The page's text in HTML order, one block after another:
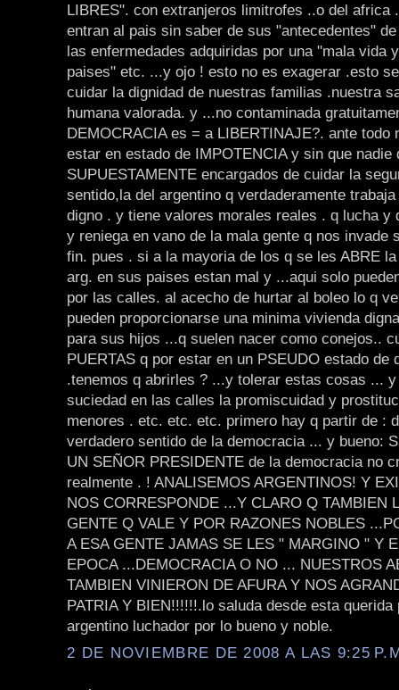
LIBRES". con extranjeros limitrofes ..o del africa
entran al pais sin saber de sus "antecedentes"
las enfermedades adquiridas por una "mala vida
paises" etc. ...y ojo ! esto no es exagerar .esto
cuidar la dignidad de nuestras familias .nuestra
humana valorada. y ...no contaminada
DEMOCRACIA es = a LIBERTINAJE?. ante todo
estar en estado de IMPOTENCIA y sin que nadie
SUPUESTAMENTE encargados de cuidar la
sentido,la del argentino q verdaderamente
digno . y tiene valores morales reales . q lucha y
y reniega en vano de la mala gente q nos invade
fin. pues . si a la mayoria de los q se les ABRE
arg. en sus paises estan mal y ...aqui solo
por las calles. al acecho de hurtar al boleo lo q
pueden proporcionarse una minima vivienda
para sus hijos ...q suelen nacer como conejos..
PUERTAS q por estar en un PSEUDO estado de
.tenemos q abrirles ? ...y tolerar estas cosas ...
suciedad en las calles la promiscuidad y
menores . etc. etc. etc. primero hay q partir de :
verdadero sentido de la democracia ... y bueno:
UN SEÑOR PRESIDENTE de la democracia no
realmente . ! ANALISEMOS ARGENTINOS! Y
NOS CORRESPONDE ...Y CLARO Q TAMBIEN
GENTE Q VALE Y POR RAZONES NOBLES
A ESA GENTE JAMAS SE LES " MARGINO " Y
EPOCA ...DEMOCRACIA O NO ... NUESTROS
TAMBIEN VINIERON DE AFURA Y NOS
PATRIA Y BIEN!!!!!!.lo saluda desde esta querida
argentino luchador por lo bueno y noble.
2 DE NOVIEMBRE DE 2008 A LAS 9:25